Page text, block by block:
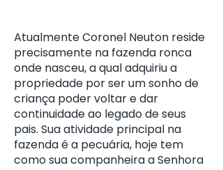
Atualmente Coronel Neuton reside
precisamente na fazenda ronca
onde nasceu, a qual adquiriu a
propriedade por ser um sonho de
criança poder voltar e dar
continuidade ao legado de seus
pais. Sua atividade principal na
fazenda é a pecuária, hoje tem
como sua companheira a Senhora